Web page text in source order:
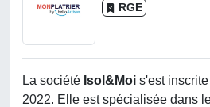
RGE
La société Isol&moi s'est
2022. Elle est spécialisée dans